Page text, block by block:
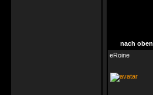
nach oben
eRoine